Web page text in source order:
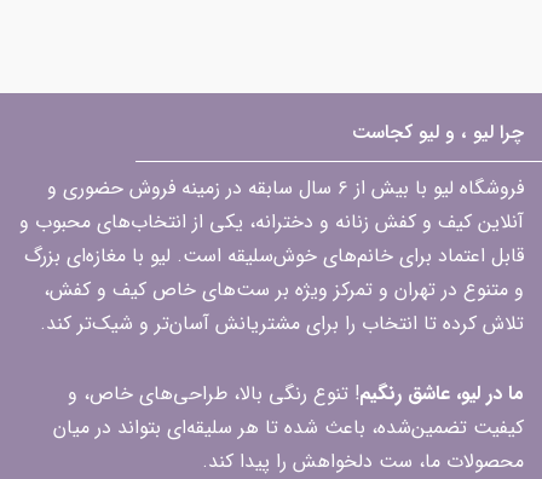
چرا لیو ، و لیو کجاست
فروشگاه لیو با بیش از ۶ سال سابقه در زمینه فروش حضوری و
آنلاین کیف و کفش زنانه و دخترانه، یکی از انتخاب‌های محبوب و
قابل اعتماد برای خانم‌های خوش‌سلیقه است. لیو با مغازه‌ای بزرگ
و متنوع در تهران و تمرکز ویژه بر ست‌های خاص کیف و کفش،
تلاش کرده تا انتخاب را برای مشتریانش آسان‌تر و شیک‌تر کند.
ما در لیو، عاشق رنگیم! تنوع رنگی بالا، طراحی‌های خاص، و
کیفیت تضمین‌شده، باعث شده تا هر سلیقه‌ای بتواند در میان
محصولات ما، ست دلخواهش را پیدا کند.